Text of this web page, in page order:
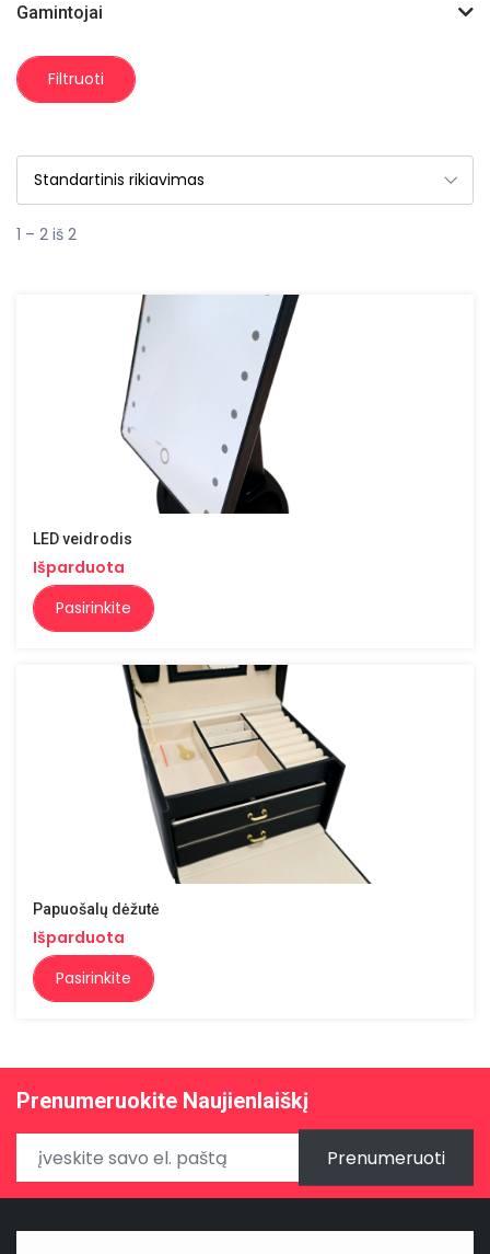
Gamintojai
Filtruoti
1 – 2 iš 2
LED veidrodis
Išparduota
Pasirinkite
Papuošalų dėžutė
Išparduota
Pasirinkite
Prenumeruokite Naujienlaiškį
Prenumeruoti